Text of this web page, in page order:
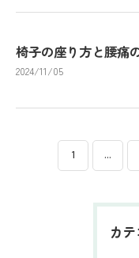
椅子の座り方と腰痛
2024/11/05
1 ...
カ